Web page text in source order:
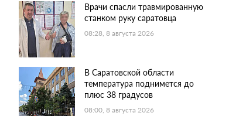
Врачи спасли травмированную
станком руку саратовца
08:28, 8 августа 2026
В Саратовской области
температура поднимется до
плюс 38 градусов
08:00, 8 августа 2026